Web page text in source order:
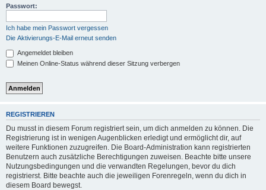
Passwort:
Ich habe mein Passwort vergessen
Die Aktivierungs-E-Mail erneut senden
Angemeldet bleiben
Meinen Online-Status während dieser Sitzung verbergen
REGISTRIEREN
Du musst in diesem Forum registriert sein, um dich anmelden zu können. Die
Registrierung ist in wenigen Augenblicken erledigt und ermöglicht dir, auf
weitere Funktionen zuzugreifen. Die Board-Administration kann registrierten
Benutzern auch zusätzliche Berechtigungen zuweisen. Beachte bitte unsere
Nutzungsbedingungen und die verwandten Regelungen, bevor du dich
registrierst. Bitte beachte auch die jeweiligen Forenregeln, wenn du dich in
diesem Board bewegst.